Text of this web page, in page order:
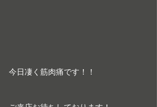
今日凄く筋肉痛です！！